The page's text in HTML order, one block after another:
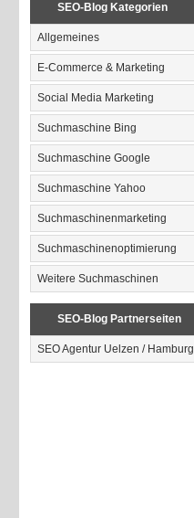
SEO-Blog Kategorien
Allgemeines
E-Commerce & Marketing
Social Media Marketing
Suchmaschine Bing
Suchmaschine Google
Suchmaschine Yahoo
Suchmaschinenmarketing
Suchmaschinenoptimierung
Weitere Suchmaschinen
SEO-Blog Partnerseiten
SEO Agentur Uelzen / Hamburg